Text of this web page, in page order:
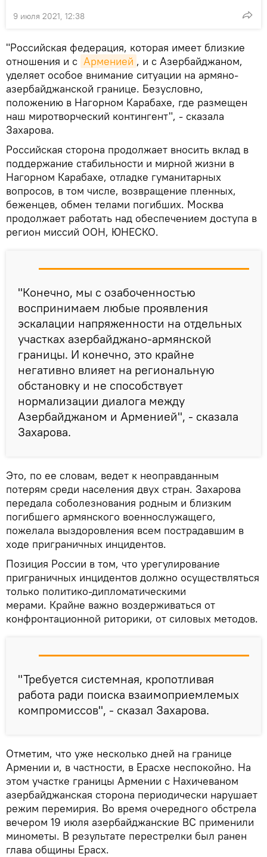
9 июля 2021, 12:38
"Российская федерация, которая имеет близкие
отношения и с Арменией , и с Азербайджаном,
уделяет особое внимание ситуации на армяно-
азербайджанской границе. Безусловно,
положению в Нагорном Карабахе, где размещен
наш миротворческий контингент", - сказала
Захарова.
Российская сторона продолжает вносить вклад в
поддержание стабильности и мирной жизни в
Нагорном Карабахе, отладке гуманитарных
вопросов, в том числе, возвращение пленных,
беженцев, обмен телами погибших. Москва
продолжает работать над обеспечением доступа в
регион миссий ООН, ЮНЕСКО.
"Конечно, мы с озабоченностью
воспринимаем любые проявления
эскалации напряженности на отдельных
участках азербайджано-армянской
границы. И конечно, это крайне
негативно влияет на региональную
обстановку и не способствует
нормализации диалога между
Азербайджаном и Арменией", - сказала
Захарова.
Это, по ее словам, ведет к неоправданным
потерям среди населения двух стран. Захарова
передала соболезнования родным и близким
погибшего армянского военнослужащего,
пожелала выздоровления всем пострадавшим в
ходе приграничных инцидентов.
Позиция России в том, что урегулирование
приграничных инцидентов должно осуществляться
только политико-дипломатическими
мерами. Крайне важно воздерживаться от
конфронтационной риторики, от силовых методов.
"Требуется системная, кропотливая
работа ради поиска взаимоприемлемых
компромиссов", - сказал Захарова.
Отметим, что уже несколько дней на границе
Армении и, в частности, в Ерасхе неспокойно. На
этом участке границы Армении с Нахичеваном
азербайджанская сторона периодически нарушает
режим перемирия. Во время очередного обстрела
вечером 19 июля азербайджанские ВС применили
минометы. В результате перестрелки был ранен
глава общины Ерасх.